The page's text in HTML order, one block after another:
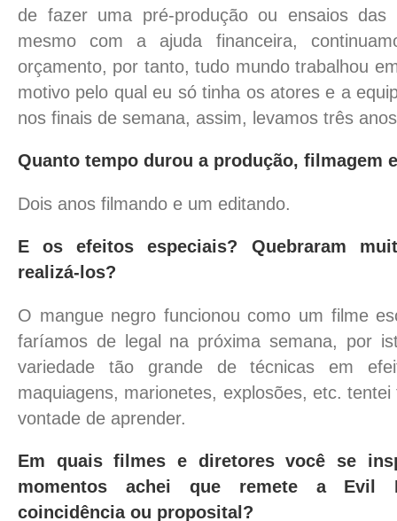
de fazer uma pré-produção ou ensaios das
mesmo com a ajuda financeira,
orçamento, por tanto, tudo mundo trabalhou
motivo pelo qual eu só tinha os atores e a
nos finais de semana, assim, levamos três
Quanto tempo durou a produção, filmagem
Dois anos filmando e um editando.
E os efeitos especiais? Quebraram
realizá-los?
O mangue negro funcionou como um filme
faríamos de legal na próxima semana, por
variedade tão grande de técnicas em
maquiagens, marionetes, explosões, etc.
vontade de aprender.
Em quais filmes e diretores você se
momentos achei que remete a Evil
coincidência ou proposital?